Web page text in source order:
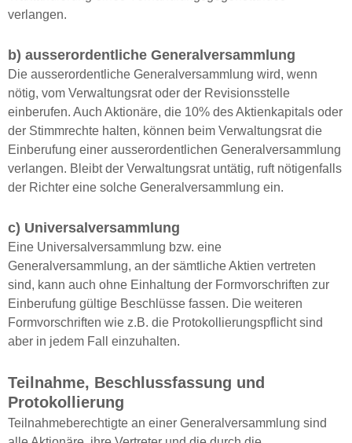
verlangen.
b) ausserordentliche Generalversammlung
Die ausserordentliche Generalversammlung wird, wenn
nötig, vom Verwaltungsrat oder der Revisionsstelle
einberufen. Auch Aktionäre, die 10% des Aktienkapitals oder
der Stimmrechte halten, können beim Verwaltungsrat die
Einberufung einer ausserordentlichen Generalversammlung
verlangen. Bleibt der Verwaltungsrat untätig, ruft nötigenfalls
der Richter eine solche Generalversammlung ein.
c) Universalversammlung
Eine Universalversammlung bzw. eine
Generalversammlung, an der sämtliche Aktien vertreten
sind, kann auch ohne Einhaltung der Formvorschriften zur
Einberufung gültige Beschlüsse fassen. Die weiteren
Formvorschriften wie z.B. die Protokollierungspflicht sind
aber in jedem Fall einzuhalten.
Teilnahme, Beschlussfassung und
Protokollierung
Teilnahmeberechtigte an einer Generalversammlung sind